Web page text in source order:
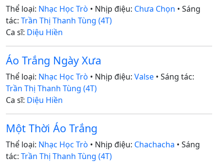
Thể loại: Nhạc Học Trò • Nhịp điệu: Chưa Chọn • Sáng
tác: Trần Thị Thanh Tùng (4T)
Ca sĩ: Diệu Hiền
Áo Trắng Ngày Xưa
Thể loại: Nhạc Học Trò • Nhịp điệu: Valse • Sáng tác:
Trần Thị Thanh Tùng (4T)
Ca sĩ: Diệu Hiền
Một Thời Áo Trắng
Thể loại: Nhạc Học Trò • Nhịp điệu: Chachacha • Sáng
tác: Trần Thị Thanh Tùng (4T)